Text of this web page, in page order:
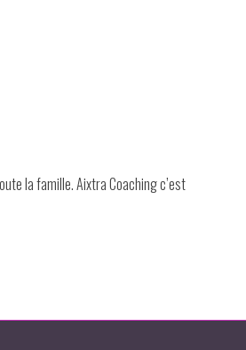
la famille. Aixtra Coaching c’est